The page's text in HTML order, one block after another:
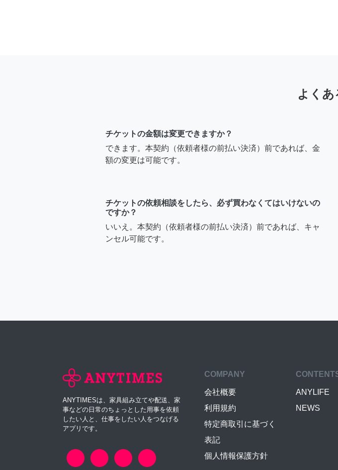
よくあ
チケットの金額は変更できますか？
できます。本契約（依頼者様の前払い決済）前であれば、金
額の変更は可能です。
チケットの依頼相談をしたら、必ず買わなくてはいけないの
ですか？
いいえ。本契約（依頼者様の前払い決済）前であれば、キャ
ンセル可能です。
ANYTIMESは、家具組み立てや配送、家
事などの日常のちょっとした用事を依頼
したい人と、仕事をしたい人をつなげる
アプリです。
COMPANY
会社概要
利用規約
特定商取引に基づく
表記
個人情報保護方針
ANYLIFE
NEWS